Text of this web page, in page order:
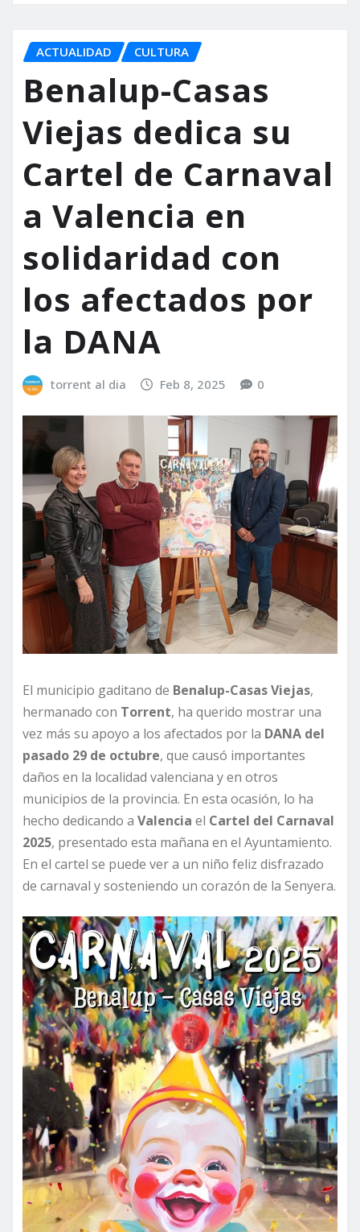
ACTUALIDAD CULTURA
Benalup-Casas
Viejas dedica su
Cartel de Carnaval
a Valencia en
solidaridad con
los afectados por
la DANA
torrent al dia Feb 8, 2025 0
El municipio gaditano de Benalup-Casas Viejas,
hermanado con Torrent, ha querido mostrar una
vez más su apoyo a los afectados por la DANA del
pasado 29 de octubre, que causó importantes
daños en la localidad valenciana y en otros
municipios de la provincia. En esta ocasión, lo ha
hecho dedicando a Valencia el Cartel del Carnaval
2025, presentado esta mañana en el Ayuntamiento.
En el cartel se puede ver a un niño feliz disfrazado
de carnaval y sosteniendo un corazón de la Senyera.